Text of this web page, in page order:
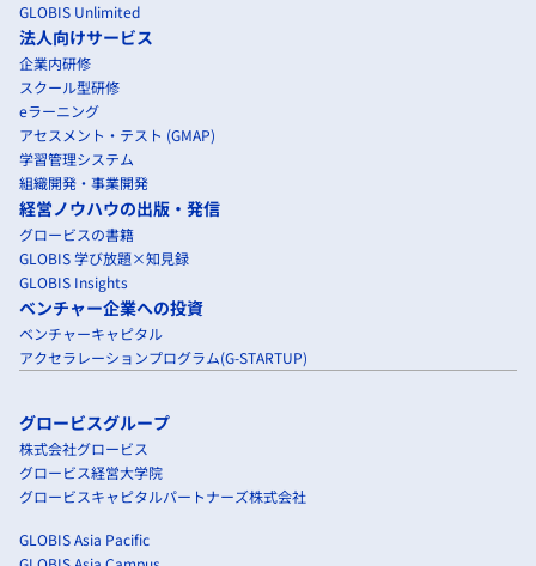
GLOBIS Unlimited
法人向けサービス
企業内研修
スクール型研修
eラーニング
アセスメント・テスト (GMAP)
学習管理システム
組織開発・事業開発
経営ノウハウの出版・発信
グロービスの書籍
GLOBIS 学び放題×知見録
GLOBIS Insights
ベンチャー企業への投資
ベンチャーキャピタル
アクセラレーションプログラム(G-STARTUP)
グロービスグループ
株式会社グロービス
グロービス経営大学院
グロービスキャピタルパートナーズ株式会社
GLOBIS Asia Pacific